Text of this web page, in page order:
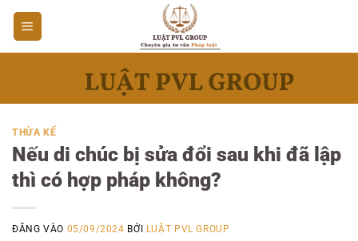
Bỏ
qua
nội
THỪA KẾ
Nếu di chúc bị sửa đổi sau khi đã lập
thì có hợp pháp không?
ĐĂNG VÀO 05/09/2024 BỞI LUẬT PVL GROUP